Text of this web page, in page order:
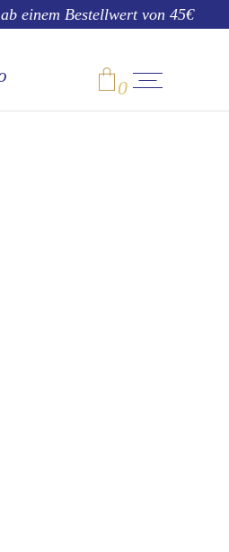
einem Bestellwert von 45€
0